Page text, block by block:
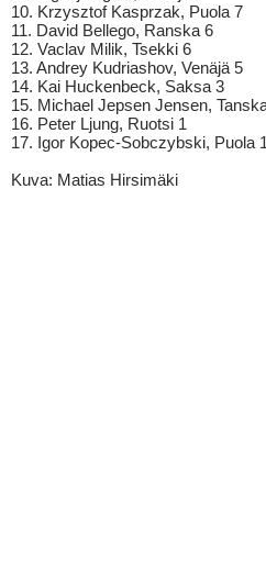
10. Krzysztof Kasprzak, Puola 7
11. David Bellego, Ranska 6
12. Vaclav Milik, Tsekki 6
13. Andrey Kudriashov, Venäjä 5
14. Kai Huckenbeck, Saksa 3
15. Michael Jepsen Jensen,
16. Peter Ljung, Ruotsi 1
17. Igor Kopec-Sobczybski, Puola 1
Kuva: Matias Hirsimäki